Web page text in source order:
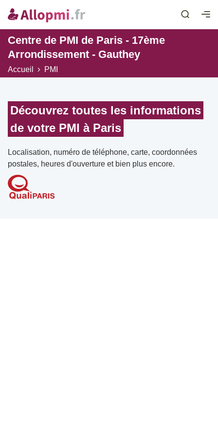
Centre de PMI de Paris - 17ème
Arrondissement - Gauthey
Accueil PMI
Découvrez toutes les informations
de votre PMI à Paris
Localisation, numéro de téléphone, carte, coordonnées
postales, heures d'ouverture et bien plus encore.